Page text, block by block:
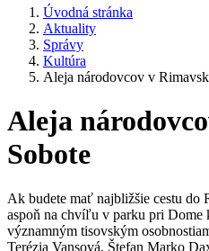
Úvodná stránka
Aktuality
Správy
Kultúra
Aleja národovcov v
Aleja
Sobote
Ak budete mať najbližšie cestu do
aspoň na chvíľu v parku pri Dome
významným tisovským
Terézia Vansová, Štefan Marko